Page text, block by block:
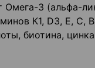
Омега-3 (альфа-
К1, D3, Е, С,
биотина,